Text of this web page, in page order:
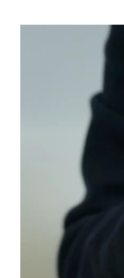
説明書を見ながら「
記者の検査結果。す
採血や採尿のための
採取した血液を分離